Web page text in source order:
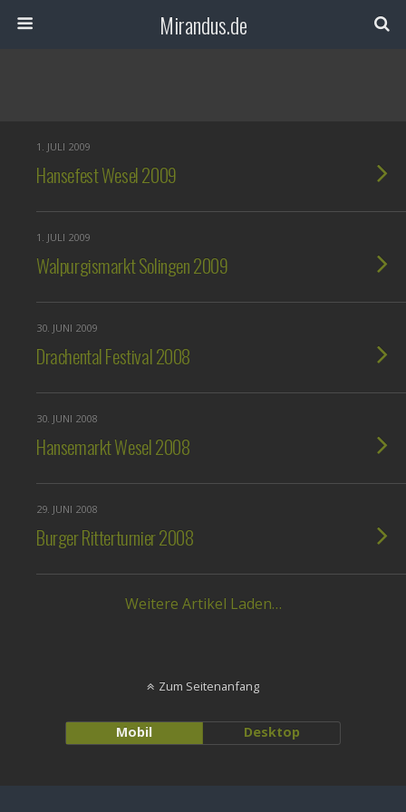
Mirandus.de
1. JULI 2009
Hansefest Wesel 2009
1. JULI 2009
Walpurgismarkt Solingen 2009
30. JUNI 2009
Drachental Festival 2008
30. JUNI 2008
Hansemarkt Wesel 2008
29. JUNI 2008
Burger Ritterturnier 2008
Weitere Artikel Laden…
Zum Seitenanfang
Mobil Desktop